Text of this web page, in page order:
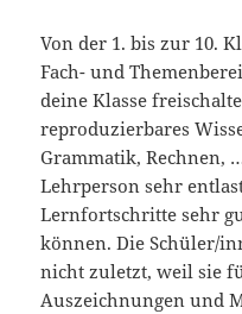
Von der 1. bis zur 10.
Fach- und
deine Klasse
reproduzierbares
Grammatik, Rechnen,
Lehrperson sehr
Lernfortschritte sehr
können. Die Schüler/
nicht zuletzt, weil sie
Auszeichnungen und